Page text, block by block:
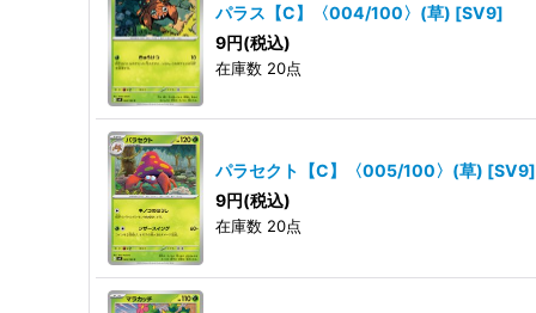
パラス【C】〈004/100〉(草) [SV9]
9円(税込)
在庫数 20点
パラセクト【C】〈005/100〉(草) [SV9]
9円(税込)
在庫数 20点